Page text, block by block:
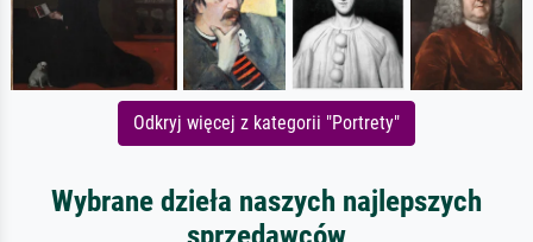
Odkryj więcej z kategorii "Portrety"
Wybrane dzieła naszych najlepszych